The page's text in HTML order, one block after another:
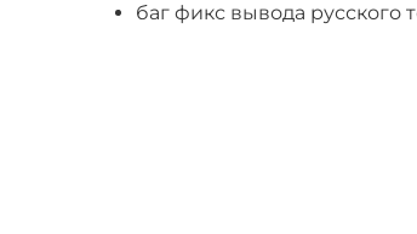
баг фикс вывода русского